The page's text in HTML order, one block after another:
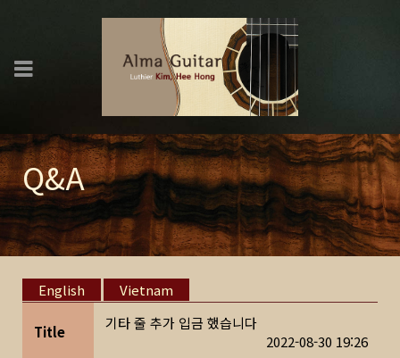
Q&A
English Vietnam
Title
기타 줄 추가 입금 했습니다
2022-08-30 19:26